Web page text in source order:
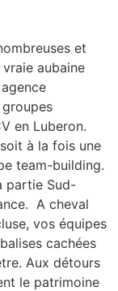
et
aubaine
en Luberon.
à la fois une
team-building.
partie Sud-
A cheval
vos équipes
cachées
Aux détours
le patrimoine